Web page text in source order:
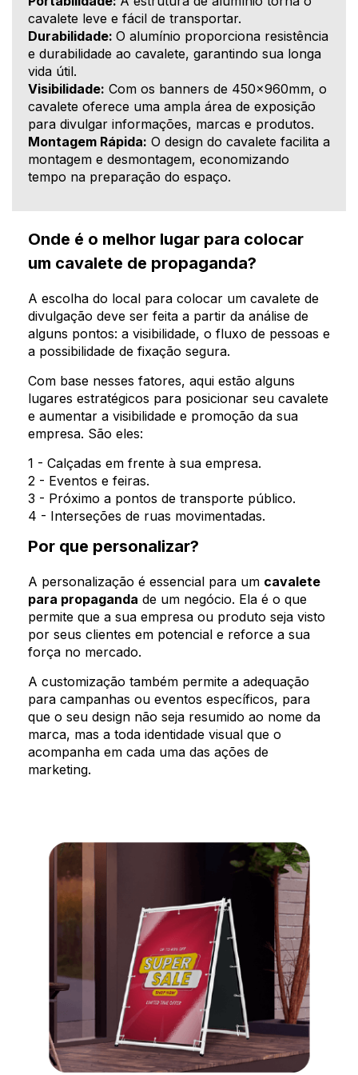
cavalete leve e fácil de transportar.
Durabilidade: O alumínio proporciona resistência
e durabilidade ao cavalete, garantindo sua longa
vida útil.
Visibilidade: Com os banners de 450x960mm, o
cavalete oferece uma ampla área de exposição
para divulgar informações, marcas e produtos.
Montagem Rápida: O design do cavalete facilita a
montagem e desmontagem, economizando
tempo na preparação do espaço.
Onde é o melhor lugar para colocar
um cavalete de propaganda?
A escolha do local para colocar um cavalete de
divulgação deve ser feita a partir da análise de
alguns pontos: a visibilidade, o fluxo de pessoas e
a possibilidade de fixação segura.
Com base nesses fatores, aqui estão alguns
lugares estratégicos para posicionar seu cavalete
e aumentar a visibilidade e promoção da sua
empresa. São eles:
1 - Calçadas em frente à sua empresa.
2 - Eventos e feiras.
3 - Próximo a pontos de transporte público.
4 - Interseções de ruas movimentadas.
Por que personalizar?
A personalização é essencial para um cavalete
para propaganda de um negócio. Ela é o que
permite que a sua empresa ou produto seja visto
por seus clientes em potencial e reforce a sua
força no mercado.
A customização também permite a adequação
para campanhas ou eventos específicos, para
que o seu design não seja resumido ao nome da
marca, mas a toda identidade visual que o
acompanha em cada uma das ações de
marketing.